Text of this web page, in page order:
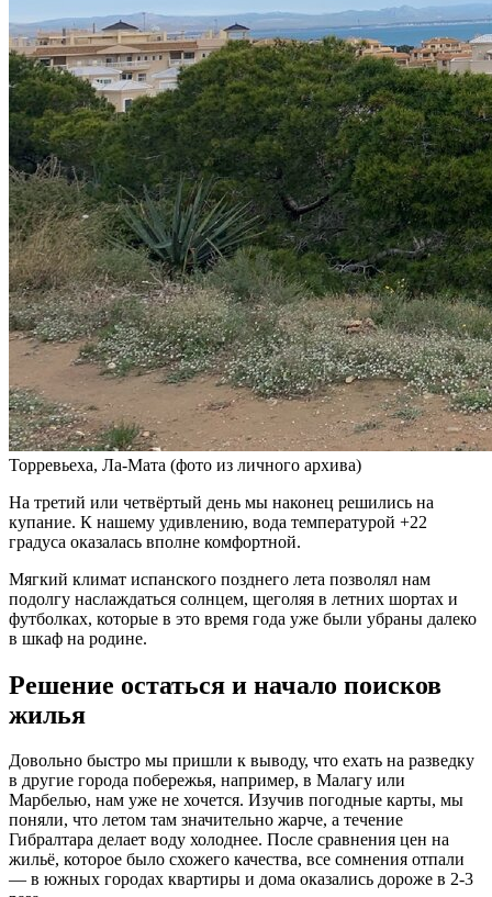
Торревьеха, Ла-Мата (фото из личного архива)
На третий или четвёртый день мы наконец решились на
купание. К нашему удивлению, вода температурой +22
градуса оказалась вполне комфортной.
Мягкий климат испанского позднего лета позволял нам
подолгу наслаждаться солнцем, щеголяя в летних шортах и
футболках, которые в это время года уже были убраны далеко
в шкаф на родине.
Решение остаться и начало поисков
жилья
Довольно быстро мы пришли к выводу, что ехать на разведку
в другие города побережья, например, в Малагу или
Марбелью, нам уже не хочется. Изучив погодные карты, мы
поняли, что летом там значительно жарче, а течение
Гибралтара делает воду холоднее. После сравнения цен на
жильё, которое было схожего качества, все сомнения отпали
— в южных городах квартиры и дома оказались дороже в 2-3